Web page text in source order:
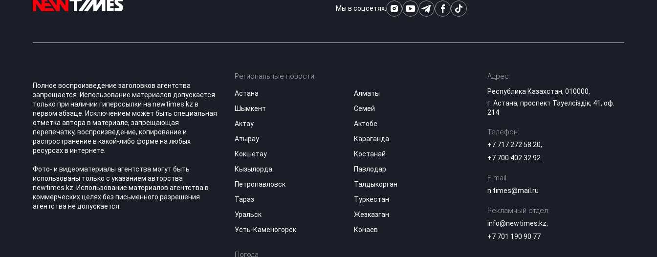
23:05
закрытия
баскетбольного
клуба «Астана»
22:20
арестованы по
многомиллиардной
21:40
«Астаны»
выступили с
обращением
Мы в соцсетях:
Полное воспроизведение заголовков агентства
запрещается. Использование материалов допускается
только при наличии гиперссылки на newtimes.kz в
первом абзаце. Исключением может быть специальная
отметка автора в материале, запрещающая
перепечатку, воспроизведение, копирование и
распространение в какой-либо форме на любых
ресурсах в интернете.
Фото- и видеоматериалы агентства могут быть
использованы только с указанием авторства
newtimes.kz. Использование материалов агентства в
коммерческих целях без письменного разрешения
агентства не допускается.
Региональные новости
Астана
Алматы
Шымкент
Семей
Актау
Актобе
Атырау
Караганда
Кокшетау
Костанай
Кызылорда
Павлодар
Петропавловск
Талдыкорган
Тараз
Туркестан
Уральск
Жезказган
Усть-Каменогорск
Конаев
Погода
Адрес:
Республика Казахстан, 010000,
г. Астана, проспект Тәуелсіздік, 41, оф.
214
Телефон:
+7 717 272 58 20,
+7 700 402 32 92
E-mail:
n.times@mail.ru
Рекламный отдел:
info@newtimes.kz,
+7 701 190 90 77